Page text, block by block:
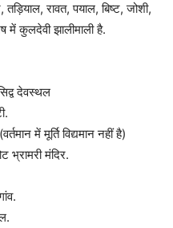
रावत, पयाल, बिष्ट, जोशी,
में कुलदेवी झालीमाली है.
देवस्थल
में मूर्ति विद्यमान नहीं है)
भ्रामरी मंदिर.